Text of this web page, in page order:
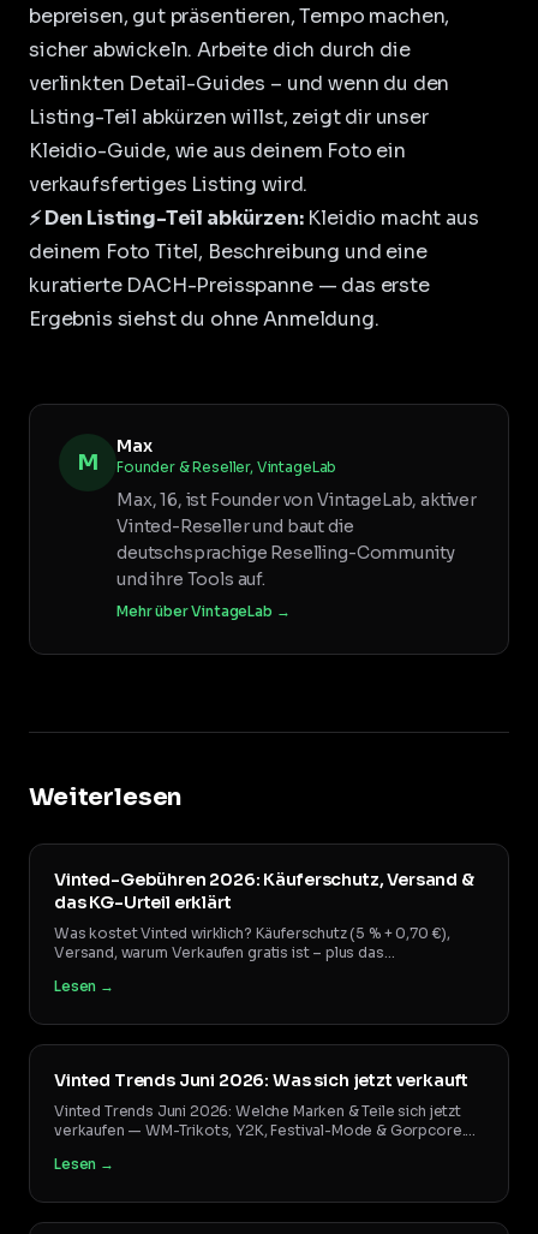
bepreisen, gut präsentieren, Tempo machen,
sicher abwickeln. Arbeite dich durch die
verlinkten Detail-Guides – und wenn du den
Listing-Teil abkürzen willst, zeigt dir unser
Kleidio-Guide, wie aus deinem Foto ein
verkaufsfertiges Listing wird.
⚡ Den Listing-Teil abkürzen: Kleidio macht aus
deinem Foto Titel, Beschreibung und eine
kuratierte DACH-Preisspanne— das erste
Ergebnis siehst du ohne Anmeldung.
M
Max
Founder & Reseller, VintageLab
Max, 16, ist Founder von VintageLab, aktiver
Vinted-Reseller und baut die
deutschsprachige Reselling-Community
und ihre Tools auf.
Mehr über VintageLab →
Weiterlesen
Vinted-Gebühren 2026: Käuferschutz, Versand &
das KG-Urteil erklärt
Was kostet Vinted wirklich? Käuferschutz (5 % + 0,70 €),
Versand, warum Verkaufen gratis ist – plus das
Alle Fakten mit Quellen, Stand 2026.
Lesen →
Vinted Trends Juni 2026: Was sich jetzt verkauft
Vinted Trends Juni 2026: Welche Marken & Teile sich jetzt
verkaufen — WM-Trikots, Y2K, Festival-Mode & Gorpcore.
Lesen →